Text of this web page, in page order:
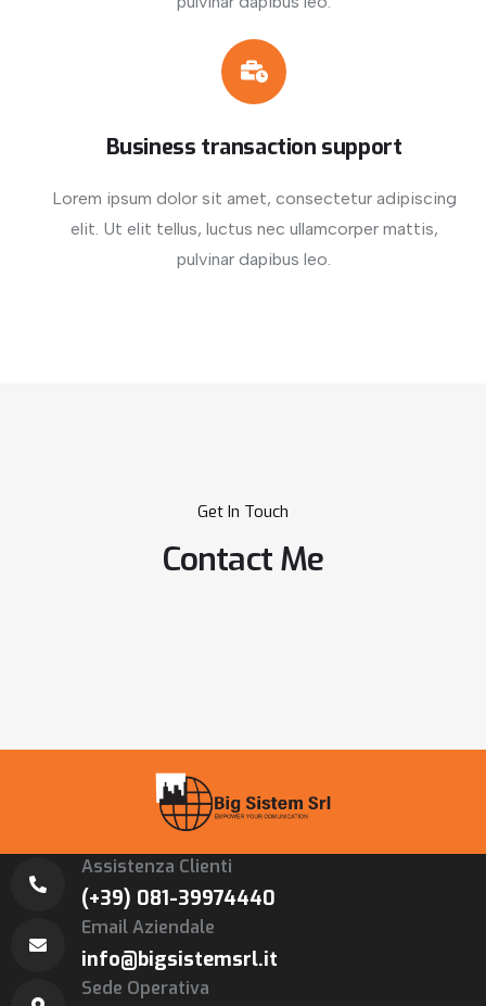
Business transaction support
Lorem ipsum dolor sit amet, consectetur adipiscing
elit. Ut elit tellus, luctus nec ullamcorper mattis,
pulvinar dapibus leo.
Get In Touch
Contact Me
Assistenza Clienti
(+39) 081-39974440
Email Aziendale
info@bigsistemsrl.it
Sede Operativa